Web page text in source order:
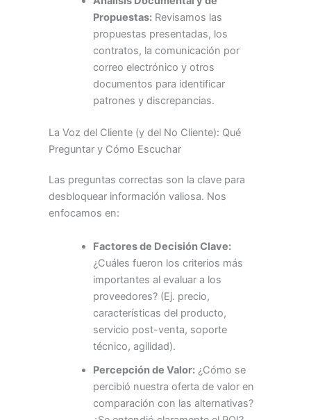
Propuestas:Revisamos las
propuestas presentadas, los
contratos, la comunicación por
correo electrónico y otros
documentos para identificar
patrones y discrepancias.
La Voz del Cliente (y del No Cliente): Qué
Preguntar y Cómo Escuchar
Las preguntas correctas son la clave para
desbloquear información valiosa. Nos
enfocamos en:
Factores de Decisión Clave:
¿Cuáles fueron los criterios más
importantes al evaluar a los
proveedores? (Ej. precio,
características del producto,
servicio post-venta, soporte
técnico, agilidad).
Percepción de Valor:¿Cómo se
percibió nuestra oferta de valor en
comparación con las alternativas?